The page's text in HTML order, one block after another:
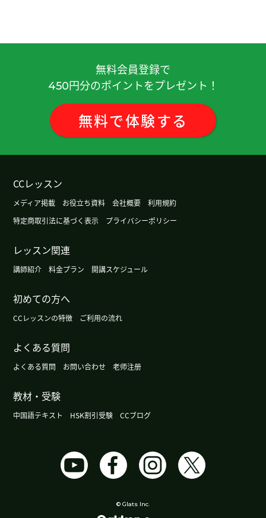
( 50代 男性 )
课见！( 50代 男性 )
今天辛苦了～，下节课见。
保护和保障消费者权益本來是件好事，但最近却出
现了过度保护的情况，导致对企业而言变得不公平
我也觉得这件事件平台方肯定也有问题。我一直认
钱的制度确实存在问题。
日本电动汽车的普及率目前仍仅为2%至3%左右。
课再见。
大阪很热闹的地方是梅田和难波。现在外国的游客
下课后我一直在寻找以左手为主角的场面。但是我
可能睡不着。谢谢老师，下次见！
無料会員登録で
450円分のポイントをプレゼント！
無料で体験する
CCレッスン
メディア掲載 お役立ち資料 会社概要
利用規約
特定商取引法に基づく表示
プライバシーポリシー
レッスン関連
講師紹介 料金プラン 開講スケジュール
初めての方へ
CCレッスンの特徴 ご利用の流れ
よくある質問
よくある質問 お問い合わせ 老师注册
教材・受験
中国語テキスト HSK割引受験 CCブログ
© Glats Inc.